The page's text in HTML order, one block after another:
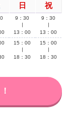
日 祝
9：30
13：00
9：30
13：00
15：00
18：30
15：00
18：30